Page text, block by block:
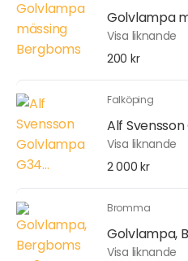
Golvlampa
Visa liknande
200 kr
Falköping
Alf
Visa liknande
2 000 kr
Bromma
Golvlampa,
Visa liknande